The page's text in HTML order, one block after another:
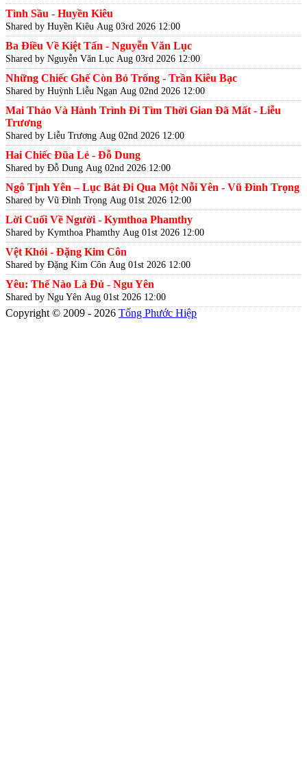
Tình Sầu - Huyền Kiêu
Shared by Huyền Kiêu Aug 03rd 2026 12:00
Ba Điều Về Kiệt Tấn - Nguyễn Văn Lục
Shared by Nguyễn Văn Lục Aug 03rd 2026 12:00
Những Chiếc Ghế Còn Bỏ Trống - Trần Kiêu Bạc
Shared by Huỳnh Liễu Ngạn Aug 02nd 2026 12:00
Mai Thảo Và Hành Trình Đi Tìm Thời Gian Đã Mất - Liễu
Trương
Shared by Liễu Trương Aug 02nd 2026 12:00
Hai Chiếc Đũa Lẻ - Đỗ Dung
Shared by Đỗ Dung Aug 02nd 2026 12:00
Ngô Tịnh Yên – Lục Bát Đi Qua Một Nỗi Yên - Vũ Đình Trọng
Shared by Vũ Đình Trọng Aug 01st 2026 12:00
Lời Cuối Về Người - Kymthoa Phamthy
Shared by Kymthoa Phamthy Aug 01st 2026 12:00
Vệt Khói - Đặng Kim Côn
Shared by Đặng Kim Côn Aug 01st 2026 12:00
Yêu: Thế Nào Là Đủ - Ngu Yên
Shared by Ngu Yên Aug 01st 2026 12:00
Copyright © 2009 - 2026 Tống Phước Hiệp